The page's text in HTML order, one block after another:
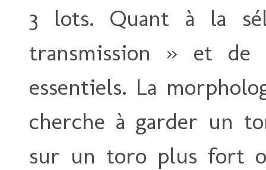
3 lots. Quant à la
transmission » et
essentiels. La
cherche à garder un
sur un toro plus fort